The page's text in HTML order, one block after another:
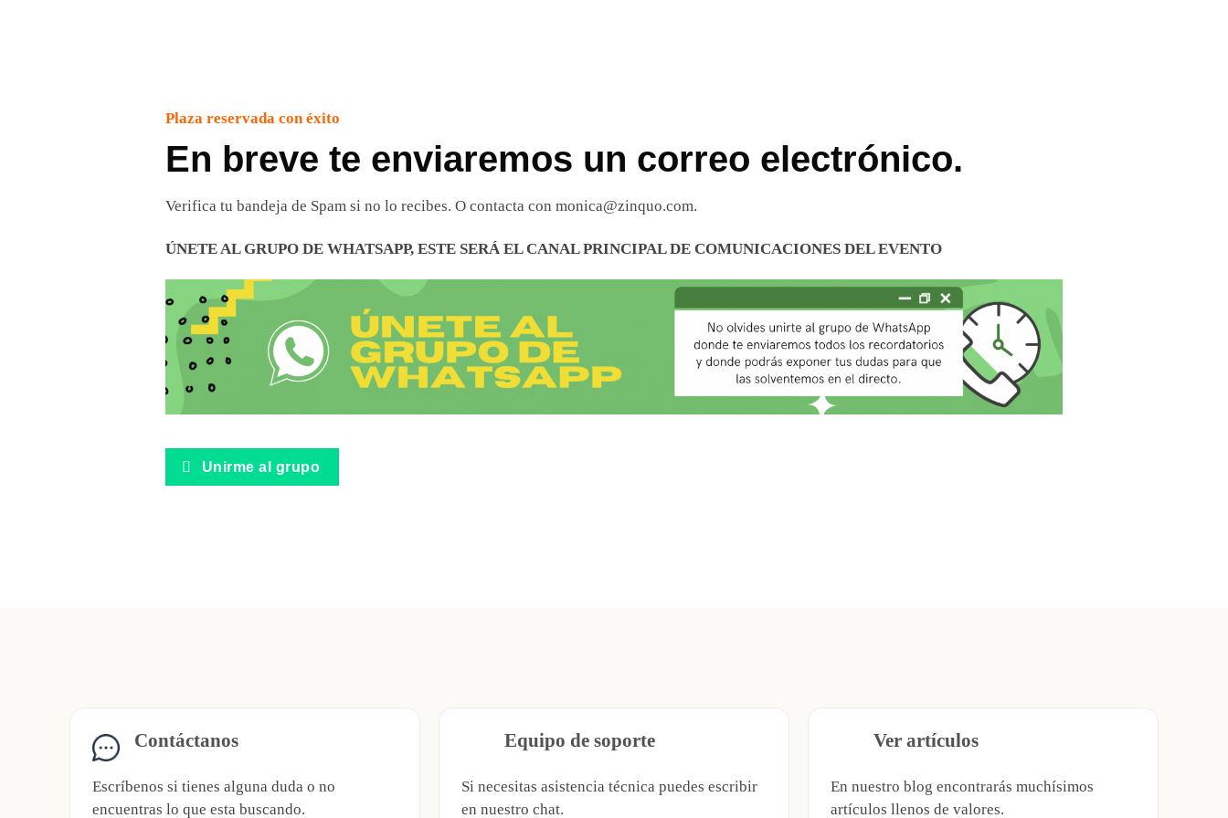
Plaza reservada con éxito
En breve te enviaremos un correo electrónico.
Verifica tu bandeja de Spam si no lo recibes. O contacta con monica@zinquo.com.
ÚNETE AL GRUPO DE WHATSAPP, ESTE SERÁ EL CANAL PRINCIPAL DE COMUNICACIONES DEL EVENTO
Unirme al grupo
Contáctanos
Escríbenos si tienes alguna duda o no
encuentras lo que esta buscando.
Equipo de soporte
Si necesitas asistencia técnica puedes escribir
en nuestro chat.
Ver artículos
En nuestro blog encontrarás muchísimos
artículos llenos de valores.